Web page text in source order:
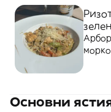
Основни